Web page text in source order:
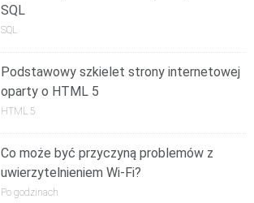
SQL
SQL
Podstawowy szkielet strony internetowej
oparty o HTML 5
HTML 5
Co może być przyczyną problemów z
uwierzytelnieniem Wi-Fi?
Po godzinach